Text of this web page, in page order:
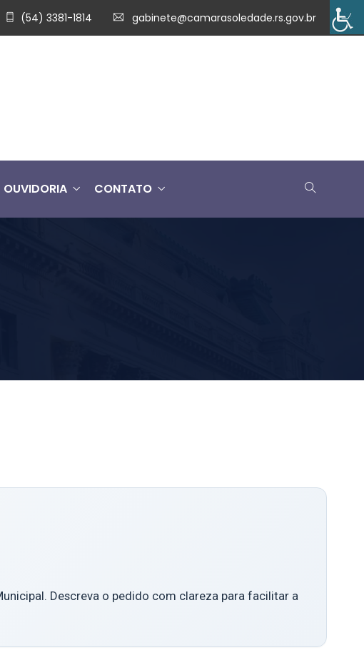
(54) 3381-1814 gabinete@camarasoledade.rs.gov.br
OUVIDORIA CONTATO
Descreva o pedido com clareza para facilitar a